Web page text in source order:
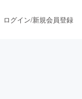
ログイン/新規会員登録